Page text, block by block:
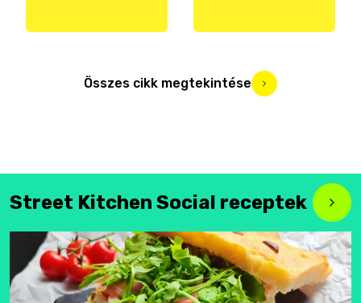
Összes cikk megtekintése
Street Kitchen Social receptek